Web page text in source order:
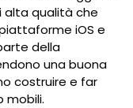
alta qualità che
iOS e
della
una buona
costruire e far
mobili.